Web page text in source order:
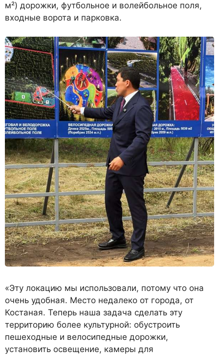
м²) дорожки, футбольное и волейбольное поля,
входные ворота и парковка.
«Эту локацию мы использовали, потому что она
очень удобная. Место недалеко от города, от
Костаная. Теперь наша задача сделать эту
территорию более культурной: обустроить
пешеходные и велосипедные дорожки,
установить освещение, камеры для